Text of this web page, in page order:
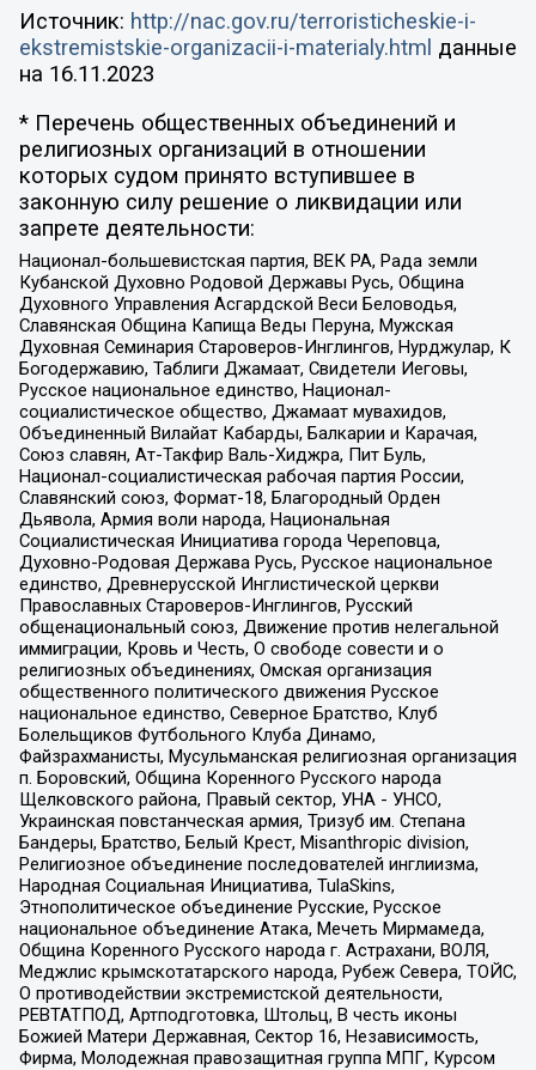
Источник: http://nac.gov.ru/terroristicheskie-i-
ekstremistskie-organizacii-i-materialy.html данные
на 16.11.2023
* Перечень общественных объединений и
религиозных организаций в отношении
которых судом принято вступившее в
законную силу решение о ликвидации или
запрете деятельности:
Национал-большевистская партия, ВЕК РА, Рада земли
Кубанской Духовно Родовой Державы Русь, Община
Духовного Управления Асгардской Веси Беловодья,
Славянская Община Капища Веды Перуна, Мужская
Духовная Семинария Староверов-Инглингов, Нурджулар, К
Богодержавию, Таблиги Джамаат, Свидетели Иеговы,
Русское национальное единство, Национал-
социалистическое общество, Джамаат мувахидов,
Объединенный Вилайат Кабарды, Балкарии и Карачая,
Союз славян, Ат-Такфир Валь-Хиджра, Пит Буль,
Национал-социалистическая рабочая партия России,
Славянский союз, Формат-18, Благородный Орден
Дьявола, Армия воли народа, Национальная
Социалистическая Инициатива города Череповца,
Духовно-Родовая Держава Русь, Русское национальное
единство, Древнерусской Инглистической церкви
Православных Староверов-Инглингов, Русский
общенациональный союз, Движение против нелегальной
иммиграции, Кровь и Честь, О свободе совести и о
религиозных объединениях, Омская организация
общественного политического движения Русское
национальное единство, Северное Братство, Клуб
Болельщиков Футбольного Клуба Динамо,
Файзрахманисты, Мусульманская религиозная организация
п. Боровский, Община Коренного Русского народа
Щелковского района, Правый сектор, УНА - УНСО,
Украинская повстанческая армия, Тризуб им. Степана
Бандеры, Братство, Белый Крест, Misanthropic division,
Религиозное объединение последователей инглиизма,
Народная Социальная Инициатива, TulaSkins,
Этнополитическое объединение Русские, Русское
национальное объединение Атака, Мечеть Мирмамеда,
Община Коренного Русского народа г. Астрахани, ВОЛЯ,
Меджлис крымскотатарского народа, Рубеж Севера, ТОЙС,
О противодействии экстремистской деятельности,
РЕВТАТПОД, Артподготовка, Штольц, В честь иконы
Божией Матери Державная, Сектор 16, Независимость,
Фирма, Молодежная правозащитная группа МПГ, Курсом